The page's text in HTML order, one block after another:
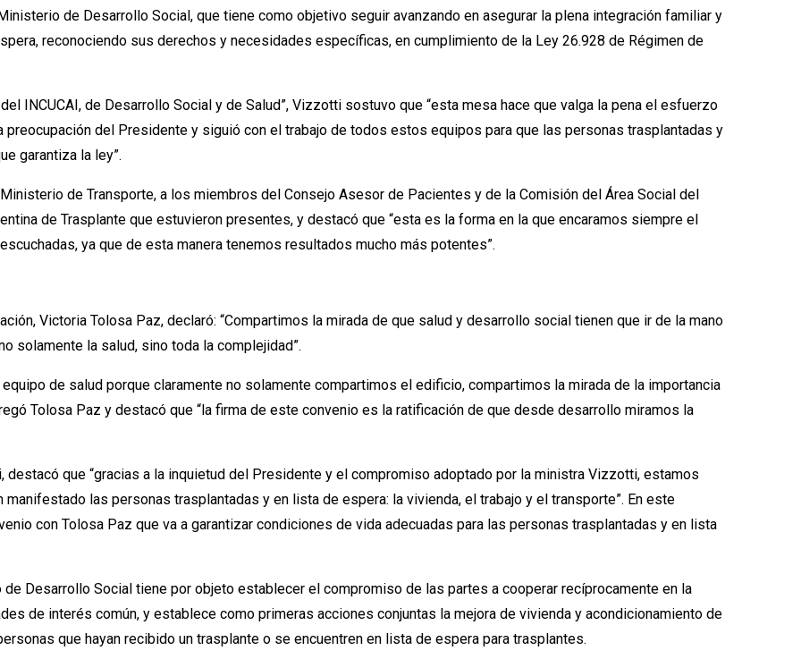
de Desarrollo Social, que tiene como objetivo seguir avanzando en asegurar la plena integración familiar y
reconociendo sus derechos y necesidades específicas, en cumplimiento de la Ley 26.928 de Régimen de
INCUCAI, de Desarrollo Social y de Salud”, Vizzotti sostuvo que “esta mesa hace que valga la pena el esfuerzo
del Presidente y siguió con el trabajo de todos estos equipos para que las personas trasplantadas y
garantiza la ley”.
de Transporte, a los miembros del Consejo Asesor de Pacientes y de la Comisión del Área Social del
de Trasplante que estuvieron presentes, y destacó que “esta es la forma en la que encaramos siempre el
ya que de esta manera tenemos resultados mucho más potentes”.
Victoria Tolosa Paz, declaró: “Compartimos la mirada de que salud y desarrollo social tienen que ir de la mano
solamente la salud, sino toda la complejidad”.
de salud porque claramente no solamente compartimos el edificio, compartimos la mirada de la importancia
Tolosa Paz y destacó que “la firma de este convenio es la ratificación de que desde desarrollo miramos la
destacó que “gracias a la inquietud del Presidente y el compromiso adoptado por la ministra Vizzotti, estamos
las personas trasplantadas y en lista de espera: la vivienda, el trabajo y el transporte”. En este
con Tolosa Paz que va a garantizar condiciones de vida adecuadas para las personas trasplantadas y en lista
Desarrollo Social tiene por objeto establecer el compromiso de las partes a cooperar recíprocamente en la
de interés común, y establece como primeras acciones conjuntas la mejora de vivienda y acondicionamiento de
que hayan recibido un trasplante o se encuentren en lista de espera para trasplantes.